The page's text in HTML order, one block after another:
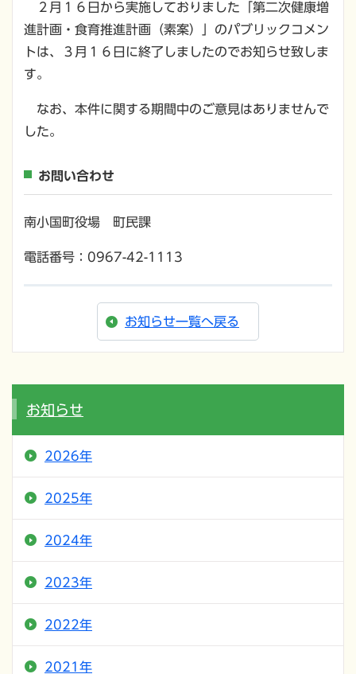
２月１６日から実施しておりました「第二次健康増
進計画・食育推進計画（素案）」のパブリックコメン
トは、３月１６日に終了しましたのでお知らせ致しま
す。
なお、本件に関する期間中のご意見はありませんで
した。
お問い合わせ
南小国町役場 町民課
電話番号：0967-42-1113
お知らせ一覧へ戻る
お知らせ
2026年
2025年
2024年
2023年
2022年
2021年